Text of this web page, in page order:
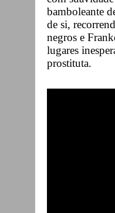
bamboleante
de si,
negros e
lugares
prostituta.